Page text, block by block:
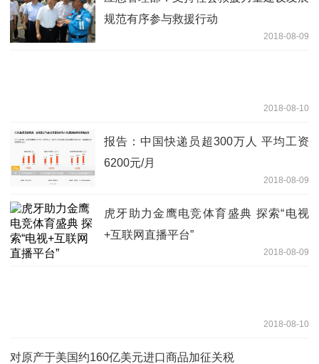
规范有序参与救援行动
2018-08-09
2018-08-10
报告：中国快递员超300万人 平均工资
6200元/月
2018-08-09
虎牙助力金鹰电竞体育盛典 探索“电视
+互联网直播平台”
2018-08-09
2018-08-10
对原产于美国约160亿美元进口商品加征关税